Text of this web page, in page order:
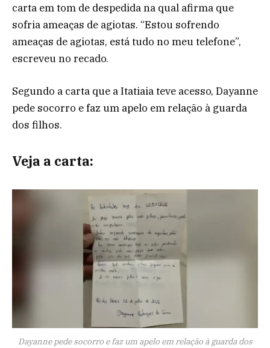
carta em tom de despedida na qual afirma que
sofria ameaças de agiotas. “Estou sofrendo
ameaças de agiotas, está tudo no meu telefone”,
escreveu no recado.
Segundo a carta que a Itatiaia teve acesso, Dayanne
pede socorro e faz um apelo em relação à guarda
dos filhos.
Veja a carta:
Dayanne pede socorro e faz um apelo em relação à guarda dos